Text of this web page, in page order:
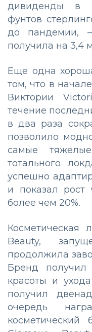
дивиденды в
фунтов
до пандемии,
получила на 3,4
Еще одна
том, что в
Виктории
течение
в два раза
позволило
самые
тотального
успешно
и показал рост
более чем 20%.
Косметическая
Beauty,
продолжила
Бренд получил
красоты и
получил
очередь